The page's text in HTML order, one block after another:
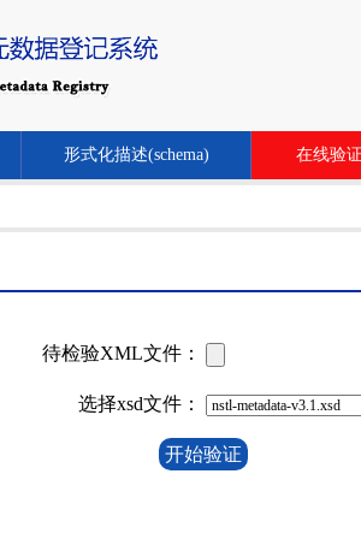
形式化描述(schema) 在线验证
待检验XML文件：
选择xsd文件：
开始验证